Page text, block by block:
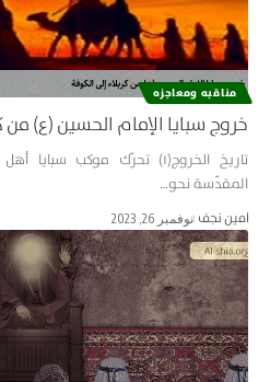
مناقبه ومعاجزه
خروج سبايا الإمام الحسين (ع) من
تاريخ الخروج(۱) تحرّك موكب
المقدّسة نحو…
امین نجف نوفمبر 26, 2023